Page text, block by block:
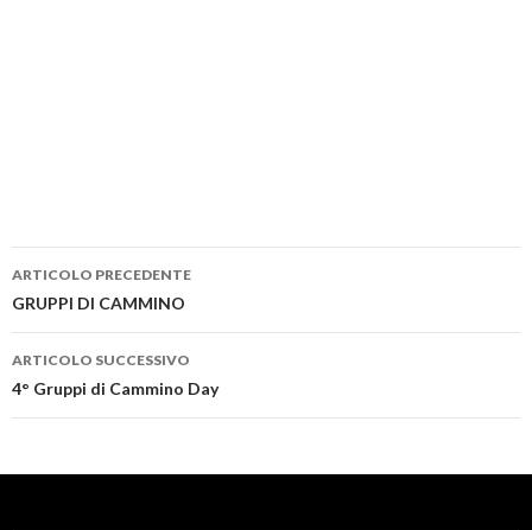
Navigazione
articolo
ARTICOLO PRECEDENTE
GRUPPI DI CAMMINO
ARTICOLO SUCCESSIVO
4° Gruppi di Cammino Day